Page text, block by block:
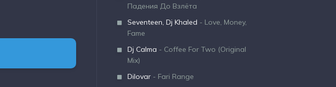
Падения До Взлёта
Seventeen, Dj Khaled - Love, Money,
Fame
Dj Calma - Coffee For Two (Original
Mix)
Dilovar - Fari Range